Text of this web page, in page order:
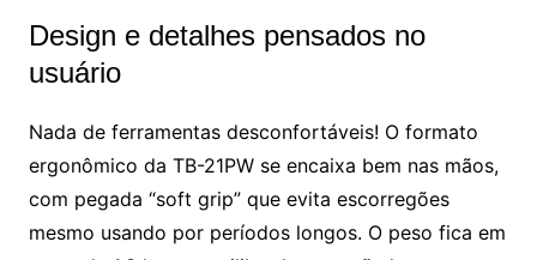
Design e detalhes pensados no
usuário
Nada de ferramentas desconfortáveis! O formato
ergonômico da TB-21PW se encaixa bem nas mãos,
com pegada “soft grip” que evita escorregões
mesmo usando por períodos longos. O peso fica em